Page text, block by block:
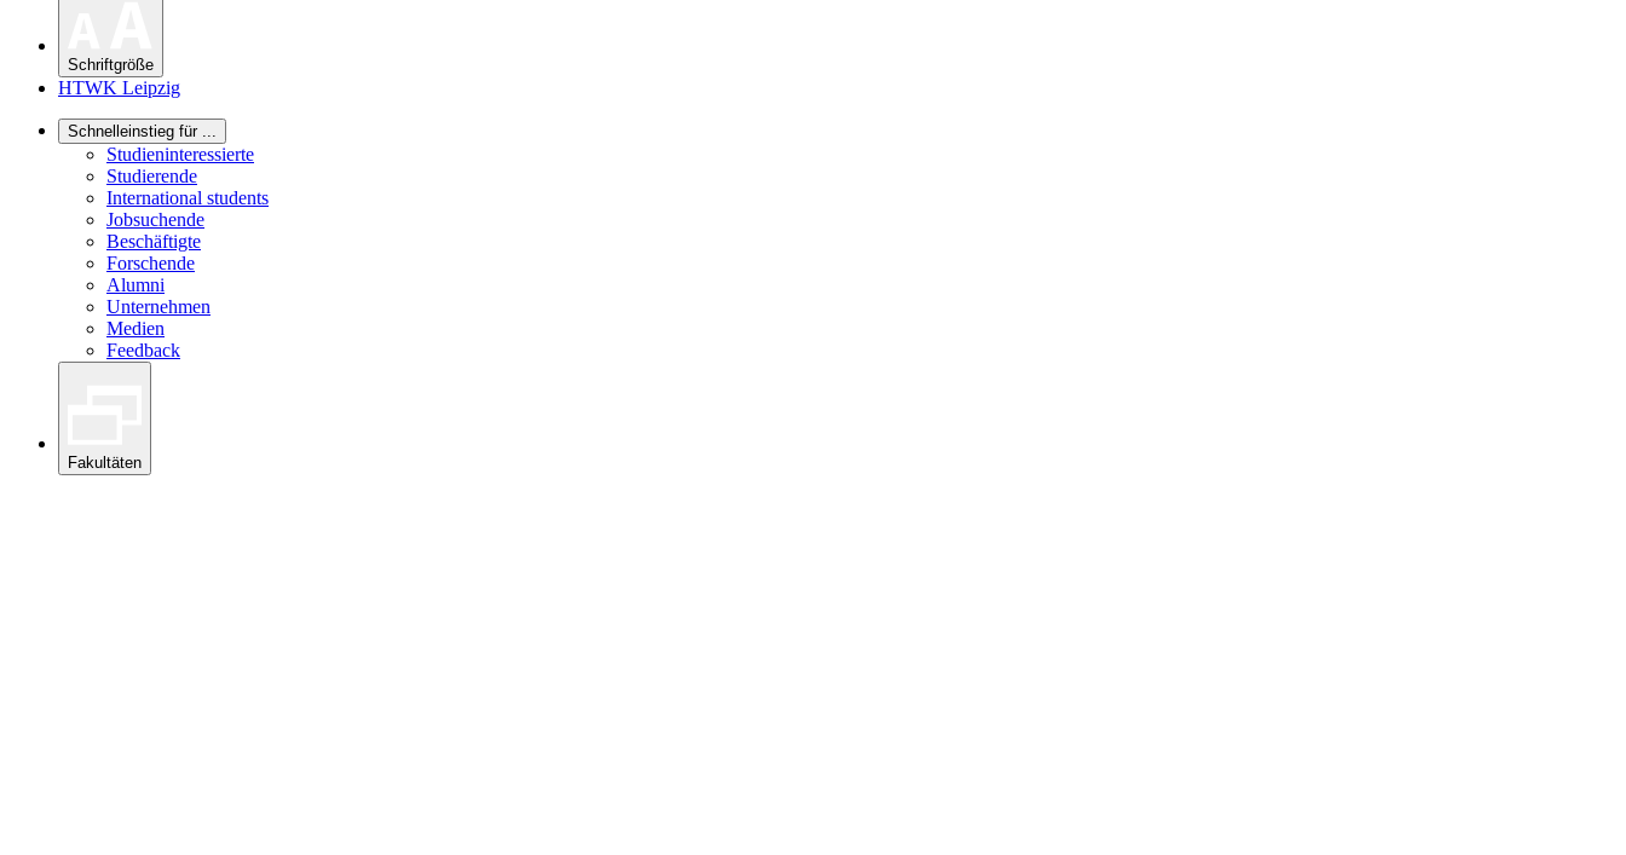
Schriftgröße
HTWK Leipzig
Schnelleinstieg für ...
Studieninteressierte
Studierende
International students
Jobsuchende
Beschäftigte
Forschende
Alumni
Unternehmen
Medien
Feedback
Fakultäten